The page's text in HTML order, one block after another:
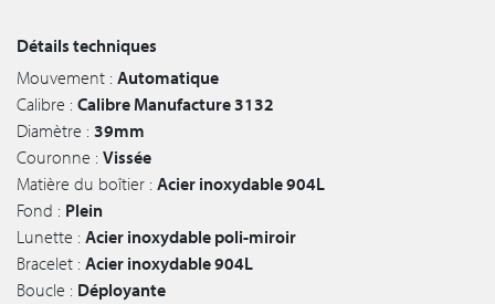
Détails techniques
Mouvement : Automatique
Calibre : Calibre Manufacture 3132
Diamètre : 39mm
Couronne : Vissée
Matière du boîtier : Acier inoxydable 904L
Fond : Plein
Lunette : Acier inoxydable poli-miroir
Bracelet : Acier inoxydable 904L
Boucle : Déployante